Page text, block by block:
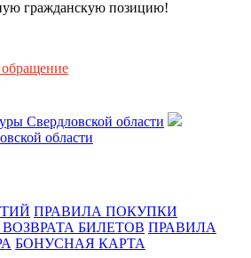
гражданскую позицию!
обращение
Свердловской области
области
ПРАВИЛА ПОКУПКИ
БИЛЕТОВ ПРАВИЛА
БОНУСНАЯ КАРТА